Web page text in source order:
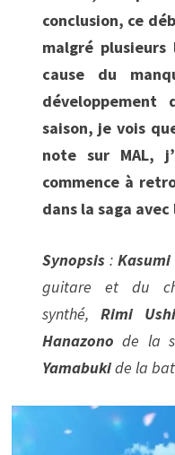
conclusion, ce
malgré
cause du
saison, je vois
note sur MAL,
commence à
dans la saga
Synopsis :Kasumi
guitare et du
synthé, Rimi
Hanazono de la
Yamabukide la